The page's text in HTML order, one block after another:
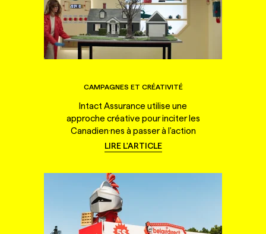
CAMPAGNES ET CRÉATIVITÉ
Intact Assurance utilise une
approche créative pour inciter les
Canadien·nes à passer à l'action
LIRE L'ARTICLE